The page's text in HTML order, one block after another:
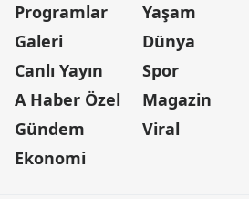
Programlar
Galeri
Canlı Yayın
A Haber Özel
Gündem
Ekonomi
Yaşam
Dünya
Spor
Magazin
Viral